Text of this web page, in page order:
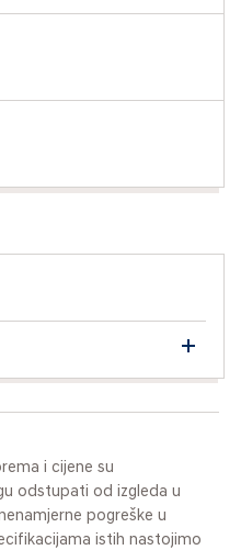
i cijene su
odstupati od izgleda u
pogreške u
istih nastojimo